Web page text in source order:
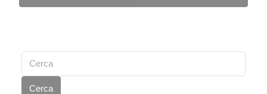
Cerca